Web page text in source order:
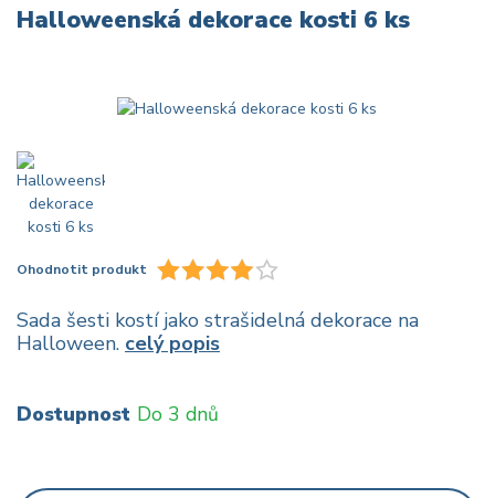
Halloweenská dekorace kosti 6 ks
Ohodnotit produkt
Sada šesti kostí jako strašidelná dekorace na
Halloween. celý popis
Dostupnost Do 3 dnů